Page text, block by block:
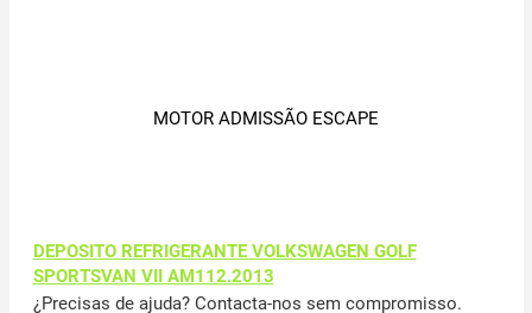
MOTOR ADMISSÃO ESCAPE
DEPOSITO REFRIGERANTE VOLKSWAGEN GOLF
SPORTSVAN VII AM112.2013
¿Precisas de ajuda? Contacta-nos sem compromisso.